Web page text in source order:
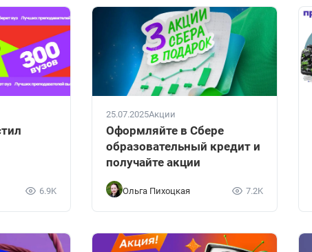
6.9K
25.07.2025Акции
Оформляйте в Сбере
образовательный кредит и
получайте акции
Ольга Пихоцкая 7.2K